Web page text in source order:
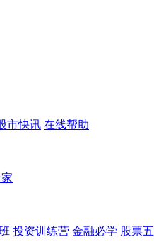
市快讯 在线帮助
投资训练营 金融必学 股票